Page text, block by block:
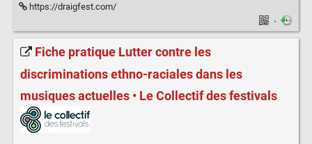
https://draigfest.com/
·
Fiche pratique Lutter contre les
discriminations ethno-raciales dans les
musiques actuelles • Le Collectif des festivals